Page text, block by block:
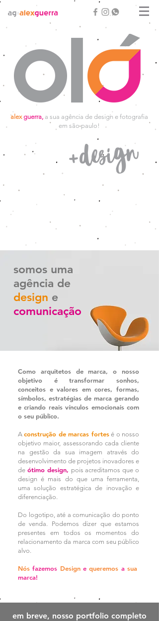
alexguerra, a sua agência de design e fotografia
em são paulo!
somos uma
agência de
design e
comunicação
Como arquitetos de marca, o nosso
objetivo é transformar sonhos,
conceitos e valores em cores, formas,
símbolos, estratégias de marca gerando
e criando reais vínculos emocionais com
o seu público.
Aconstrução de marcas fortesé o nosso
objetivo maior, assessorando cada cliente
na gestão da sua imagem através do
desenvolvimento de projetos inovadores e
de ótimo design, pois acreditamos que o
design é mais do que uma ferramenta,
uma solução estratégica de inovação e
diferenciação.
Do logotipo, até a comunicação do ponto
de venda. Podemos dizer que estamos
presentes em todos os momentos do
relacionamento da marca com seu público
alvo.
Nósfazemos Design e queremos a sua
marca!
em breve, nosso portfolio completo